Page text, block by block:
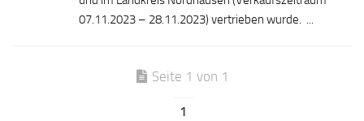
07.11.2023 – 28.11.2023) vertrieben wurde. ...
Seite 1 von 1
1